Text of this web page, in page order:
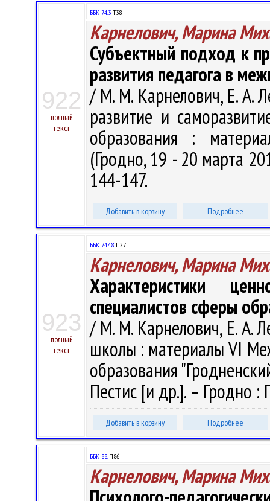
922
полный
текст
ББК 74.3 Т38
Карнелович, Марина
Субъектный подход к
развития педагога в
/ М. М. Карнелович, Е. А.
развитие и
образования :
(Гродно, 19 - 20 марта
144-147.
Добавить в корзину Подробнее
923
полный
текст
ББК 74.48 П27
Карнелович, Марина
Характеристики
специалистов сферы
/ М. М. Карнелович, Е. А.
школы : материалы VI
образования
Пестис [и др.]. – Гродно :
Добавить в корзину Подробнее
ББК 88.П86
Карнелович, Марина